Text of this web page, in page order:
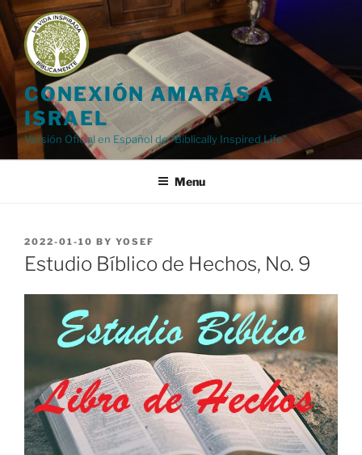
Skip
to
content
CONEXIÓN AMARÁS A
ISRAEL
Versión Oficial en Español de "Biblically Inspired Life"
Menu
POSTED
ON
2022-01-10 BY YOSEF
Estudio Bíblico de Hechos, No. 9